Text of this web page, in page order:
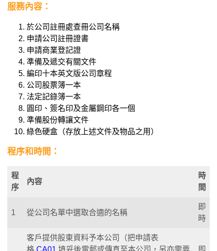
服務內容：
於公司註冊處查冊公司名稱
申請公司註冊證書
申請商業登記證
準備及遞交有關文件
編印十本英文版公司章程
公司股票簿一本
法定記錄簿一本
圓印、簽名印及金屬鋼印各一個
準備股份轉讓文件
綠色硬盒（存放上述文件及物品之用）
程序和時間：
程
序
內容
時
間
1 從公司名單中選取合適的名稱
即
時
客戶提供股東資料予本公司（把申請表